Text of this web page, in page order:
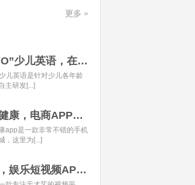
更多 »
“A-YO”少儿英语，在线语言学习平台开发经典案例
儿英语是针对少儿各年龄
主研发[...]
百洋健康，电商APP开发经典案例
app是一款非常不错的手机
，这里为[...]
对手，娱乐短视频APP开发经典案例